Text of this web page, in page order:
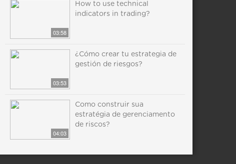
03:58
How to use technical
indicators in trading?
03:53
¿Cómo crear tu estrategia de
gestión de riesgos?
04:03
Como construir sua
estratégia de gerenciamento
de riscos?